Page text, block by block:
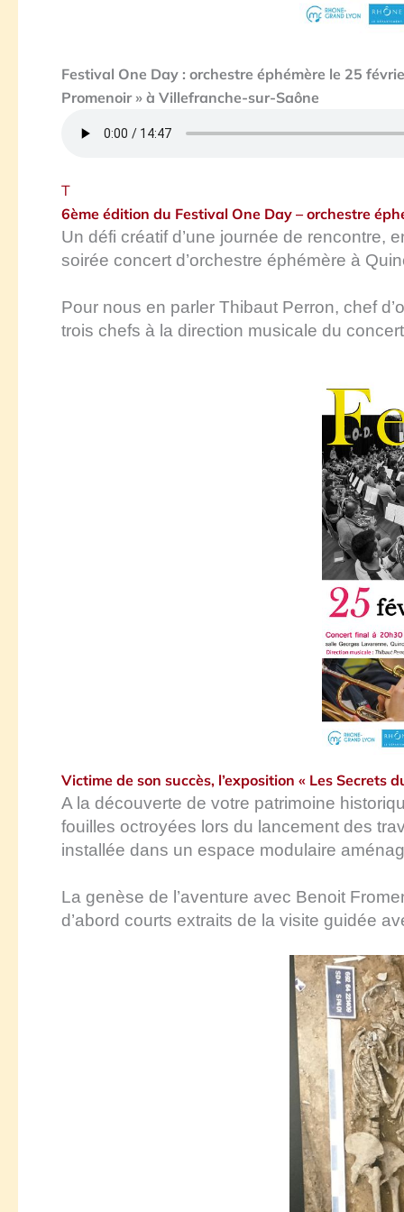
Festival One Day : orchestre éphémère le 25
Promenoir » à Villefranche-sur-Saône
T
6ème édition du Festival One Day – orchestre
Un défi créatif d’une journée de rencontre,
soirée concert d’orchestre éphémère à
Pour nous en parler Thibaut Perron, chef
trois chefs à la direction musicale du
Victime de son succès, l’exposition « Les Secrets
A la découverte de votre patrimoine
fouilles octroyées lors du lancement des
installée dans un espace modulaire
La genèse de l’aventure avec Benoit
d’abord courts extraits de la visite guidée